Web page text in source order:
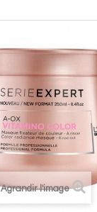
Agrandir l'image